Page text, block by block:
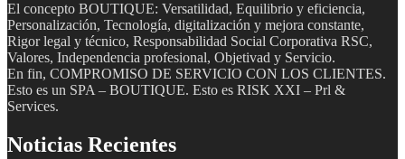
El concepto BOUTIQUE: Versatilidad, Equilibrio y eficiencia,
Personalización, Tecnología, digitalización y mejora constante,
Rigor legal y técnico, Responsabilidad Social Corporativa RSC,
Valores, Independencia profesional, Objetivad y Servicio.
En fin, COMPROMISO DE SERVICIO CON LOS CLIENTES.
Esto es un SPA – BOUTIQUE. Esto es RISK XXI – Prl &
Services.
Noticias Recientes